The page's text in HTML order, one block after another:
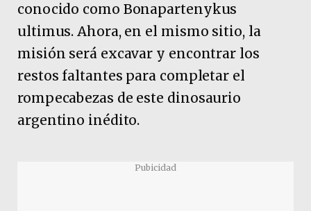
conocido como Bonapartenykus
ultimus. Ahora, en el mismo sitio, la
misión será excavar y encontrar los
restos faltantes para completar el
rompecabezas de este dinosaurio
argentino inédito.
Pubicidad